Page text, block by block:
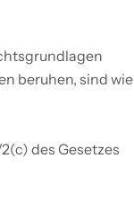
beruhen, sind wie
des Gesetzes